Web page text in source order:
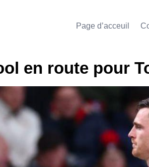
Page d’acceuil
en route pour